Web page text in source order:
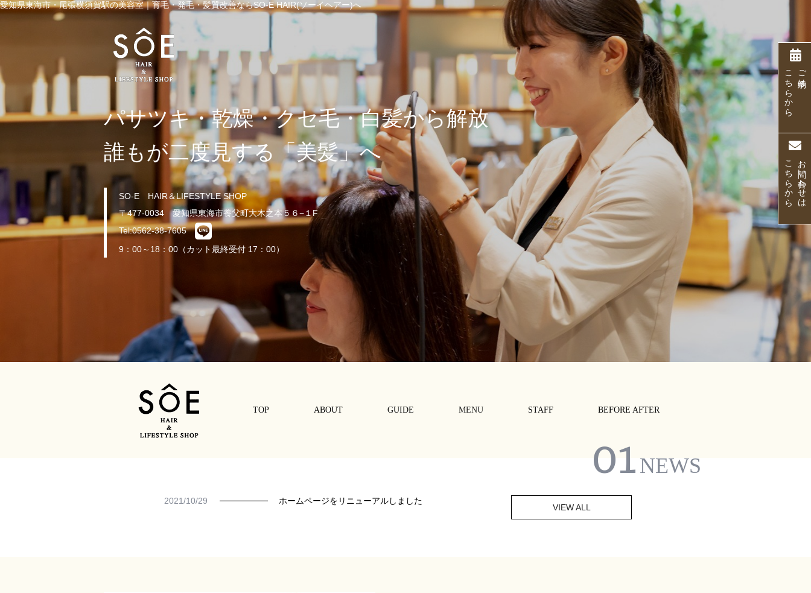
愛知県東海市・尾張横須賀駅の美容室｜育毛・発毛・髪質改善ならSO-E HAIR(ソーイヘアー)へ
ご予約は
こちらから
一
白
お問い合わせは
こちらから
パサツキ・乾燥・クセ毛・白髪から解放
誰もが二度見する「美髪」へ
SO-E HAIR＆LIFESTYLE SHOP
〒477-0034 愛知県東海市養父町大木之本５６−１F
Tel:0562-38-7605
9：00～18：00（カット最終受付 17：00）
TOP ABOUT GUIDE MENU STAFF BEFORE AFTER
2021/10/29 ホームページをリニューアルしました
VIEW ALL
01 NEWS